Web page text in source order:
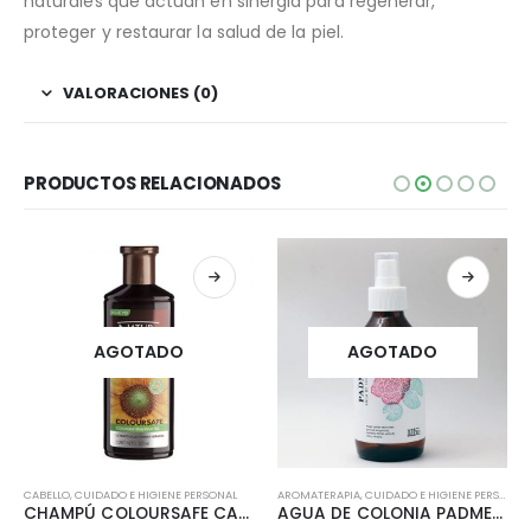
proteger y restaurar la salud de la piel.
VALORACIONES (0)
PRODUCTOS RELACIONADOS
AGOTADO
CABELLO,CUIDADO E HIGIENE PERSONAL
CHAMPÚ COLOURSAFE CASTAÑOS (300 ML)
AGOTADO
AROMATERAPIA,CUIDADO E HIGIENE PERSONAL
AGUA DE COLONIA PADME (200ML)